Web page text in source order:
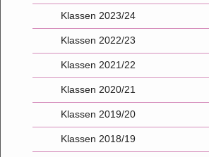
Klassen 2023/24
Klassen 2022/23
Klassen 2021/22
Klassen 2020/21
Klassen 2019/20
Klassen 2018/19